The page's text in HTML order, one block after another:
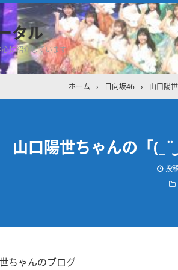
タル
に紹介しています
ホーム › 日向坂46 › 山口陽
山口陽世ちゃんの「
投
ちゃんのブログ